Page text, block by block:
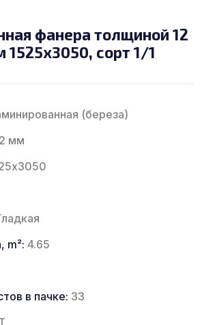
фанера толщиной 12
сорт 1/1
(береза)
мм
m²: 4.65
в пачке: 33